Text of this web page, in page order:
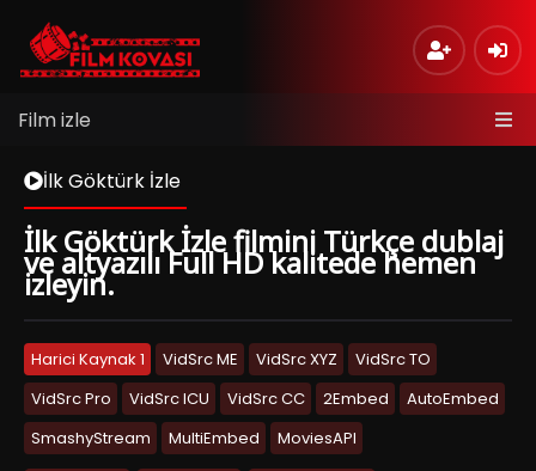
Film izle
İlk Göktürk İzle
İlk Göktürk İzle filmini Türkçe dublaj
ve altyazılı Full HD kalitede hemen
izleyin.
Harici Kaynak 1 VidSrc ME VidSrc XYZ
VidSrc TO
VidSrc Pro
VidSrc ICU VidSrc CC 2Embed
AutoEmbed
SmashyStream
MultiEmbed MoviesAPI